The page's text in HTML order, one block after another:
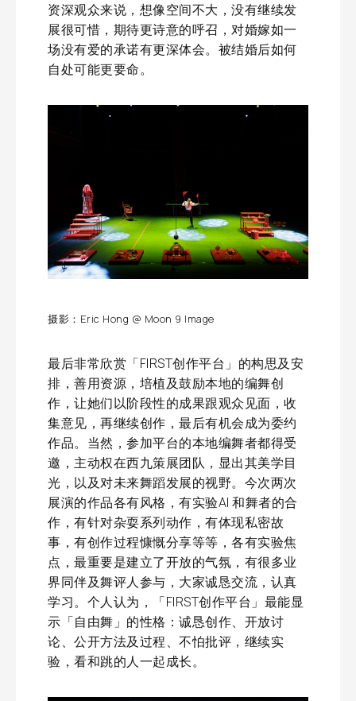
资深观众来说，想像空间不大，没有继续发
展很可惜，期待更诗意的呼召，对婚嫁如一
场没有爱的承诺有更深体会。被结婚后如何
自处可能更要命。
摄影：Eric Hong @ Moon 9 Image
最后非常欣赏「FIRST创作平台」的构思及安
排，善用资源，培植及鼓励本地的编舞创
作，让她们以阶段性的成果跟观众见面，收
集意见，再继续创作，最后有机会成为委约
作品。当然，参加平台的本地编舞者都得受
邀，主动权在西九策展团队，显出其美学目
光，以及对未来舞蹈发展的视野。今次两次
展演的作品各有风格，有实验AI 和舞者的合
作，有针对杂耍系列动作，有体现私密故
事，有创作过程慷慨分享等等，各有实验焦
点，最重要是建立了开放的气氛，有很多业
界同伴及舞评人参与，大家诚恳交流，认真
学习。个人认为，「FIRST创作平台」最能显
示「自由舞」的性格：诚恳创作、开放讨
论、公开方法及过程、不怕批评，继续实
验，看和跳的人一起成长。